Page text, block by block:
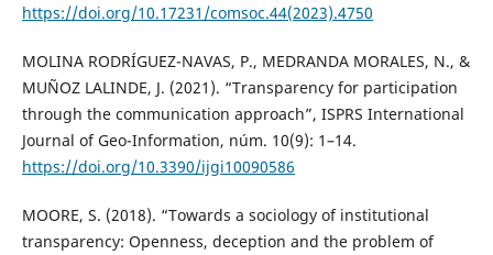
https://doi.org/10.17231/comsoc.44(2023).4750
MOLINA RODRÍGUEZ-NAVAS, P., MEDRANDA MORALES, N., &
MUÑOZ LALINDE, J. (2021). “Transparency for participation
through the communication approach”, ISPRS International
Journal of Geo-Information, núm. 10(9): 1–14.
https://doi.org/10.3390/ijgi10090586
MOORE, S. (2018). “Towards a sociology of institutional
transparency: Openness, deception and the problem of